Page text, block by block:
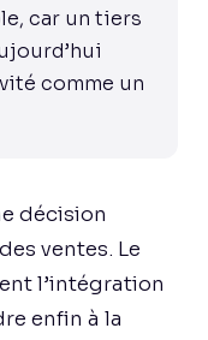
car un tiers
comme un
décision
ventes. Le
l’intégration
enfin à la